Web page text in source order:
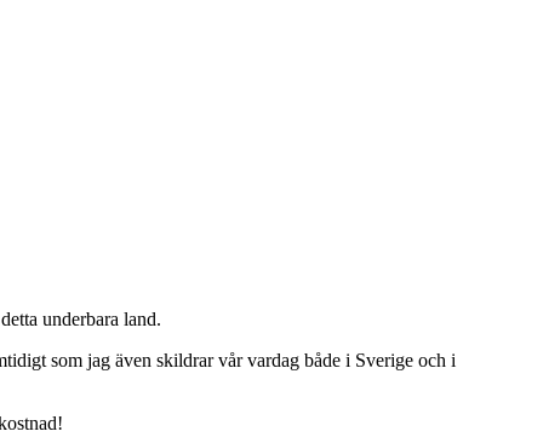
underbara land.
som jag även skildrar vår vardag både i Sverige och i